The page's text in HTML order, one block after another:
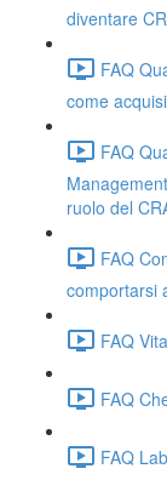
diventare
FAQ
come
FAQ
ruolo del
FAQ
comportarsi
FAQ
FAQ
FAQ